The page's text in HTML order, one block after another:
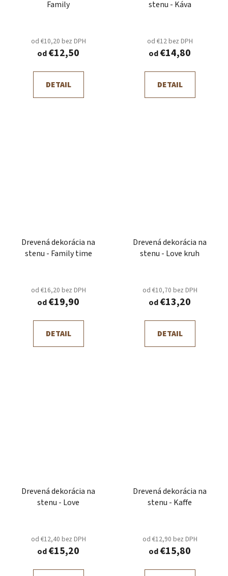
Family
od €10,20 bez DPH
od€12,50
DETAIL
stenu - Káva
od €12 bez DPH
od€14,80
DETAIL
Drevená dekorácia na
stenu - Family time
od €16,20 bez DPH
od€19,90
DETAIL
Drevená dekorácia na
stenu - Love kruh
od €10,70 bez DPH
od€13,20
DETAIL
Drevená dekorácia na
stenu - Love
od €12,40 bez DPH
od€15,20
Drevená dekorácia na
stenu - Kaffe
od €12,90 bez DPH
od€15,80